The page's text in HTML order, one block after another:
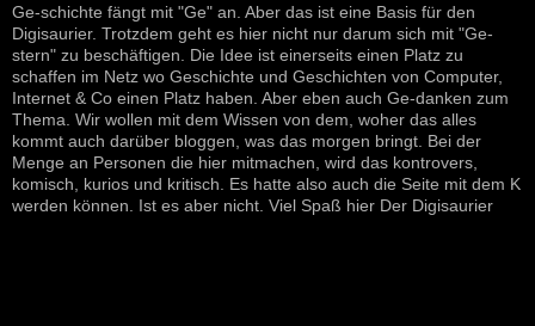
Ge-schichte fängt mit "Ge" an. Aber das ist eine Basis für den
Digisaurier. Trotzdem geht es hier nicht nur darum sich mit "Ge-
stern" zu beschäftigen. Die Idee ist einerseits einen Platz zu
schaffen im Netz wo Geschichte und Geschichten von Computer,
Internet & Co einen Platz haben. Aber eben auch Ge-danken zum
Thema. Wir wollen mit dem Wissen von dem, woher das alles
kommt auch darüber bloggen, was das morgen bringt. Bei der
Menge an Personen die hier mitmachen, wird das kontrovers,
komisch, kurios und kritisch. Es hatte also auch die Seite mit dem K
werden können. Ist es aber nicht. Viel Spaß hier Der Digisaurier